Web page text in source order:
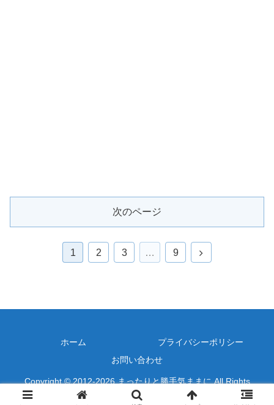
次のページ
1 2 3 … 9
次
ホーム
プライバシーポリシー
お問い合わせ
Copyright © 2012-2026 まったりと勝手気ままに All Rights
Reserved.